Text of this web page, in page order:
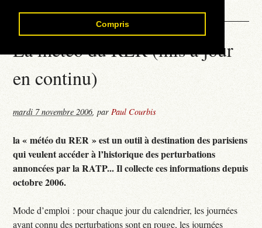
Compris
Contact
La météo du RER (mis à jour
en continu)
mardi 7 novembre 2006,parPaul Courbis
la « météo du RER » est un outil à destination des parisiens
qui veulent accéder à l’historique des perturbations
annoncées par la RATP... Il collecte ces informations depuis
octobre 2006.
Mode d’emploi : pour chaque jour du calendrier, les journées
ayant connu des perturbations sont en rouge, les journées